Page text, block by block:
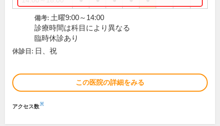
備考: 土曜9:00～14:00
診療時間は科目により異なる
臨時休診あり
休診日: 日、祝
この医院の詳細をみる
アクセス数※